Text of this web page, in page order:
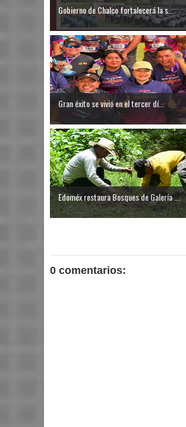
Gobierno de Chalco fortalecerá la s...
Gran éxito se vivió en el tercer dí...
Edoméx restaura Bosques de Galería ...
0 comentarios: